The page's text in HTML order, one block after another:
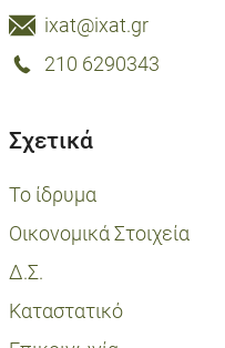
ixat@ixat.gr
210 6290343
Σχετικά
Το ίδρυμα
Οικονομικά Στοιχεία
Δ.Σ.
Καταστατικό